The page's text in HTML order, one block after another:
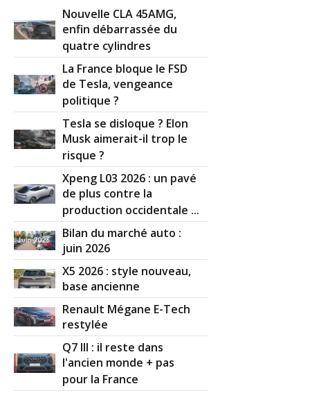
Nouvelle CLA 45AMG,
enfin débarrassée du
quatre cylindres
La France bloque le FSD
de Tesla, vengeance
politique ?
Tesla se disloque ? Elon
Musk aimerait-il trop le
risque ?
Xpeng L03 2026 : un pavé
de plus contre la
production occidentale ...
Bilan du marché auto :
juin 2026
X5 2026 : style nouveau,
base ancienne
Renault Mégane E-Tech
restylée
Q7 III : il reste dans
l'ancien monde + pas
pour la France